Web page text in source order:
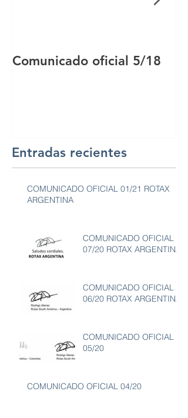
Comunicado oficial 5/18
Entradas recientes
COMUNICADO OFICIAL 01/21 ROTAX
ARGENTINA
COMUNICADO OFICIAL
07/20 ROTAX ARGENTINA
COMUNICADO OFICIAL
06/20 ROTAX ARGENTINA
COMUNICADO OFICIAL
05/20
COMUNICADO OFICIAL 04/20